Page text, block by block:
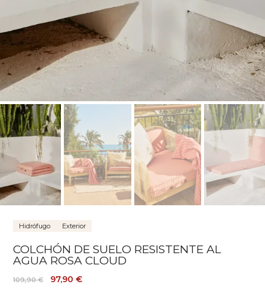
Hidrófugo Exterior
COLCHÓN DE SUELO RESISTENTE AL
AGUA ROSA CLOUD
109,90 € 97,90 €